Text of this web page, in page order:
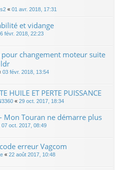
« 01 avr. 2018, 17:31
et vidange
févr. 2018, 22:23
changement moteur suite
03 févr. 2018, 13:54
HUILE ET PERTE PUISSANCE
« 29 oct. 2017, 18:34
Mon Touran ne démarre plus
07 oct. 2017, 08:49
erreur Vagcom
« 22 août 2017, 10:48